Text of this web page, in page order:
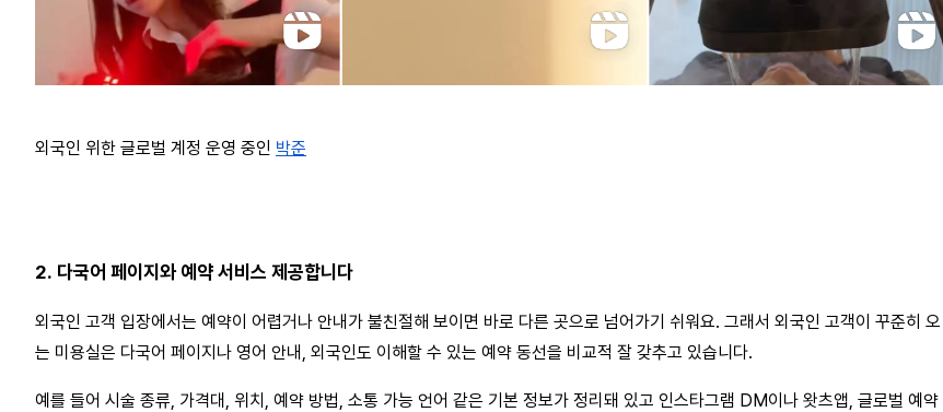
외국인 위한 글로벌 계정 운영 중인 박준
2. 다국어 페이지와 예약 서비스 제공합니다
외국인 고객 입장에서는 예약이 어렵거나 안내가 불친절해 보이면 바로 다른 곳으로 넘어가기 쉬워요. 그래서 외국인 고객이 꾸준히 오
는 미용실은 다국어 페이지나 영어 안내, 외국인도 이해할 수 있는 예약 동선을 비교적 잘 갖추고 있습니다.
예를 들어 시술 종류, 가격대, 위치, 예약 방법, 소통 가능 언어 같은 기본 정보가 정리돼 있고 인스타그램 DM이나 왓츠앱, 글로벌 예약